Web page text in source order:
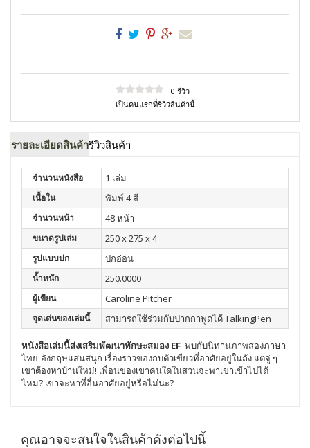
0 รีวิว
เป็นคนแรกที่รีวิวสินค้านี้
รายละเอียดสินค้ารีวิวสินค้า
จำนวนหนังสือ 1 เล่ม
เนื้อใน พิมพ์ 4 สี
จำนวนหน้า 48 หน้า
ขนาดรูปเล่ม 250 x 275 x 4
รูปแบบปก ปกอ่อน
น้ำหนัก 250.0000
ผู้เขียน Caroline Pitcher
จุดเด่นของเล่มนี้ สามารถใช้ร่วมกับปากกาพูดได้ TalkingPen
หนังสือเล่มนี้ส่งเสริมพัฒนาทักษะสมอง EF พบกับนิทานภาพสองภาษา
ไทย-อังกฤษแสนสนุก เรื่องราวของกบตัวเขียวที่อาศัยอยู่ในถัง แต่จู่ ๆ
เขาต้องหาบ้านใหม่! เพื่อนของเขาคนใดในสวนจะพาเขาเข้าไปได้
ไหม? เขาจะหาที่อื่นอาศัยอยู่หรือไม่นะ?
คุณอาจจะสนใจในสินค้าดังต่อไปนี้